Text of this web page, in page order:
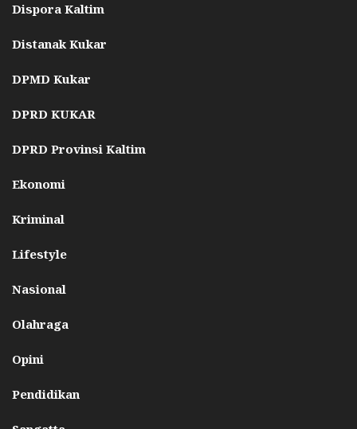
Dispora Kaltim
Distanak Kukar
DPMD Kukar
DPRD KUKAR
DPRD Provinsi Kaltim
Ekonomi
Kriminal
Lifestyle
Nasional
Olahraga
Opini
Pendidikan